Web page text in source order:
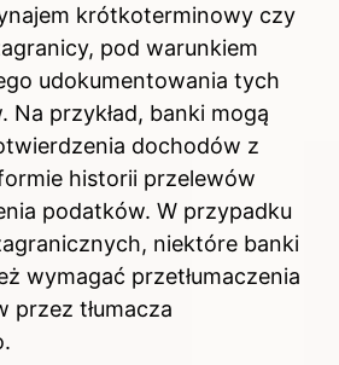
krótkoterminowy czy
pod warunkiem
udokumentowania tych
Na przykład, banki mogą
dochodów z
historii przelewów
podatków. W przypadku
niektóre banki
wymagać przetłumaczenia
przez tłumacza